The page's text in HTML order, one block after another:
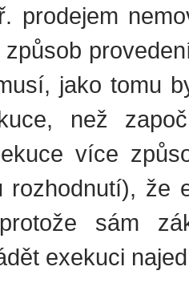
prodejem
jako tomu
než
více
rozhodnutí), že
sám
exekuci